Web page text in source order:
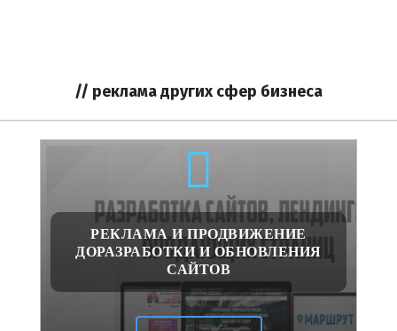
// реклама других сфер бизнеса
РЕКЛАМА И ПРОДВИЖЕНИЕ
ДОРАЗРАБОТКИ И ОБНОВЛЕНИЯ
САЙТОВ